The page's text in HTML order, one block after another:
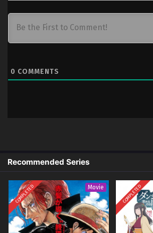
0 COMMENTS
Recommended Series
COMPLETED Movie COMPLETED